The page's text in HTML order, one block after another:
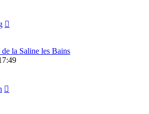
la Saline les Bains